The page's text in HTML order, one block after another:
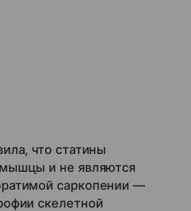
что статины
и не являются
саркопении —
скелетной